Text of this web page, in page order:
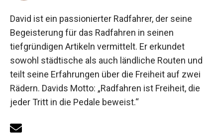
David ist ein passionierter Radfahrer, der seine
Begeisterung für das Radfahren in seinen
tiefgründigen Artikeln vermittelt. Er erkundet
sowohl städtische als auch ländliche Routen und
teilt seine Erfahrungen über die Freiheit auf zwei
Rädern. Davids Motto: „Radfahren ist Freiheit, die
jeder Tritt in die Pedale beweist.“